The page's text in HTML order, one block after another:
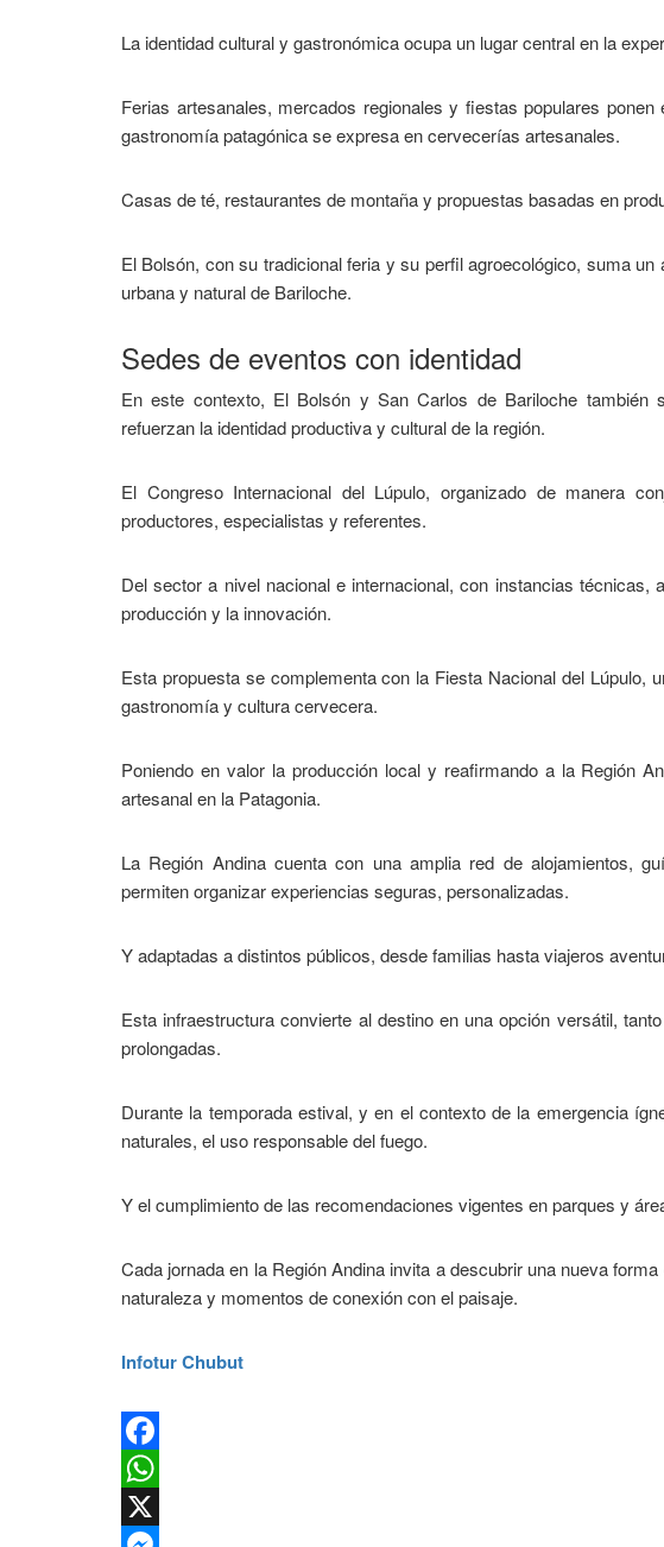
La identidad cultural y gastronómica ocupa un lugar central en la
Ferias artesanales, mercados regionales y fiestas populares
gastronomía patagónica se expresa en cervecerías artesanales.
Casas de té, restaurantes de montaña y propuestas basadas en
El Bolsón, con su tradicional feria y su perfil agroecológico, suma
urbana y natural de Bariloche.
Sedes de eventos con identidad
En este contexto, El Bolsón y San Carlos de Bariloche también
refuerzan la identidad productiva y cultural de la región.
El Congreso Internacional del Lúpulo, organizado de manera
productores, especialistas y referentes.
Del sector a nivel nacional e internacional, con instancias
producción y la innovación.
Esta propuesta se complementa con la Fiesta Nacional del Lúpulo,
gastronomía y cultura cervecera.
Poniendo en valor la producción local y reafirmando a la Región
artesanal en la Patagonia.
La Región Andina cuenta con una amplia red de alojamientos,
permiten organizar experiencias seguras, personalizadas.
Y adaptadas a distintos públicos, desde familias hasta viajeros
Esta infraestructura convierte al destino en una opción versátil,
prolongadas.
Durante la temporada estival, y en el contexto de la emergencia
naturales, el uso responsable del fuego.
Y el cumplimiento de las recomendaciones vigentes en parques y
Cada jornada en la Región Andina invita a descubrir una nueva
naturaleza y momentos de conexión con el paisaje.
Infotur Chubut
Facebook
WhatsApp